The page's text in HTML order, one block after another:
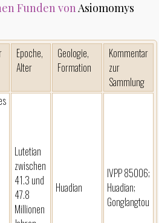
Funden vonAsiomomys
Epoche,
Alter
Geologie,
Formation
Kommentar
zur
Sammlung
Lutetian
zwischen
41.3 und
47.8
Millionen
Huadian
IVPP 85006;
Huadian;
Gonglangtou